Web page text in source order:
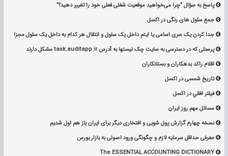
پاسخ به سؤال "چرا می‌خواهید موقعیت شغلی فعلی خود را تغییر دهید؟"
جمع سلول های رنگی در اکسل
جدا کردن یک سری اسامی یا ایتم داخل یک سلول و انتقال هر کدام به داخل یک سلول مجزا
پرسنلی که در دسترسی به سایت چک لیستها به آدرس task.auditapp.ir مشکل دارند
اقلام راكد بدهكاران و بستانكاران
تاریخ شمسی در اکسل
فيلتر افقي در اكسل
مسائل مهم روز ایران
نسخه چهارم گزارش پول شویی و افتخاری دیگر برای ایران باز هم اول شدیم
معرفی حداقل سرمایه لازم و چگونگی ورود اصولی به بازار بورس

The ESSENTIAL ACCOUNTING DICTIONARY